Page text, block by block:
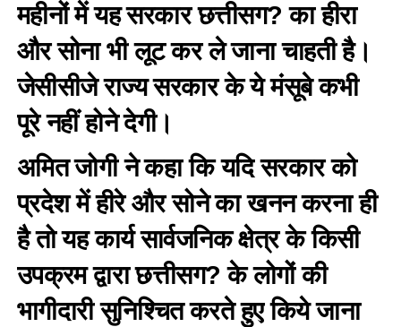
महीनों में यह सरकार छत्तीसग? का हीरा
और सोना भी लूट कर ले जाना चाहती है।
जेसीसीजे राज्य सरकार के ये मंसूबे कभी
पूरे नहीं होने देगी।
अमित जोगी ने कहा कि यदि सरकार को
प्रदेश में हीरे और सोने का खनन करना ही
है तो यह कार्य सार्वजनिक क्षेत्र के किसी
उपक्रम द्वारा छत्तीसग? के लोगों की
भागीदारी सुनिश्चित करते हुए किये जाना